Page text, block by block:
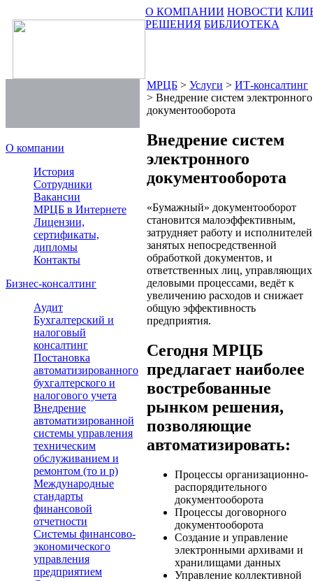
О КОМПАНИИ НОВОСТИ
РЕШЕНИЯ БИБЛИОТЕКА
О компании
История
Сотрудники
Вакансии
МРЦБ в Интернете
Лицензии,
сертификаты,
дипломы
Контакты
Бизнес-консалтинг
Аудит
Бухгалтерский и
налоговый
консалтинг
Постановка
автоматизированного
бухгалтерского и
налогового учета
Внедрение
автоматизированной
системы управления
техническим
обслуживанием и
ремонтом (то и р)
Международные
стандарты
финансовой
отчетности
Системы финансово-
экономического
управления
предприятием
МРЦБ > Услуги > ИТ-консалтинг
> Внедрение систем электронного
документооборота
Внедрение систем
электронного
документооборота
«Бумажный» документооборот
становится малоэффективным,
затрудняет работу и
занятых непосредственной
обработкой документов, и
ответственных лиц, управляющих
деловыми процессами, ведёт к
увеличению расходов и снижает
общую эффективность
предприятия.
Сегодня МРЦБ
предлагает наиболее
востребованные
рынком решения,
позволяющие
автоматизировать:
Процессы организационно-
распорядительного
документооборота
Процессы договорного
документооборота
Создание и управление
электронными архивами и
хранилищами данных
Управление коллективной